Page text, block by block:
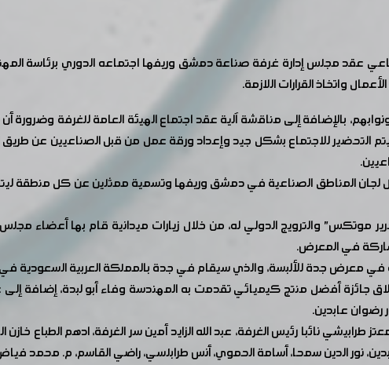
عقد مجلس إدارة غرفة صناعة دمشق وريفها اجتماعه الدوري برئاسة
واتخاذ القرارات اللازمة.
بالإضافة إلى مناقشة آلية عقد اجتماع الهيئة العامة للغرفة وضرورة
يتم التحضير للاجتماع بشكل جيد وإعداد ورقة عمل من قبل الصناعيين عن
لجان المناطق الصناعية في دمشق وريفها وتسمية ممثلين عن كل
موتكس" والترويج الدولي له، من خلال زيارات ميدانية قام بها أعضاء مجلس
في المعرض.
في معرض جدة للألبسة، والذي سيقام في جدة بالمملكة العربية السعودية في
جائزة أفضل منتج كيميائي تقدمت به المهندسة وفاء أبو لبدة،
رضوان عابدين.
نائبا رئيس الغرفة، عبد الله الزايد أمين سر الغرفة، ادهم الطباع
نور الدين سمحا، أسامة الحموي، أنس طرابلسي، راضي القاسم، م. محمد